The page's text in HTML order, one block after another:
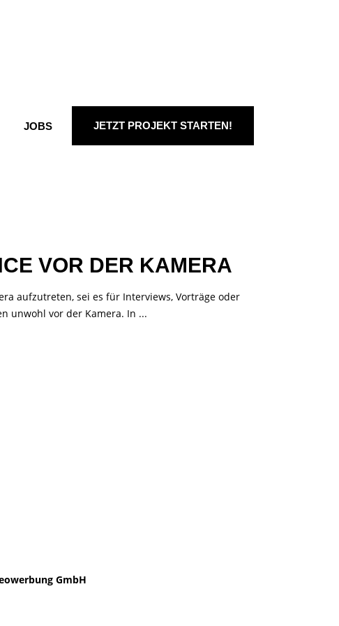
JOBS JETZT PROJEKT STARTEN!
VOR DER KAMERA
aufzutreten, sei es für Interviews, Vorträge oder
unwohl vor der Kamera. In
GmbH